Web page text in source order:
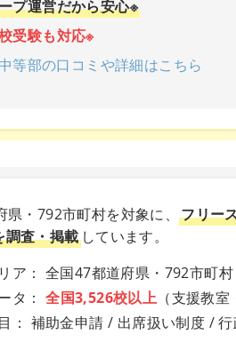
プ運営だから安心※
受験も対応※
等部の口コミや詳細はこちら
県・792市町村を対象に、フリー
調査・掲載しています。
ア： 全国47都道府県・792市町村
タ：全国3,526校以上 （支援教
： 補助金申請 / 出席扱い制度 /